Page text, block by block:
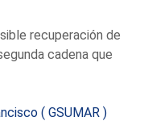
recuperación de
cadena que
( GSUMAR )